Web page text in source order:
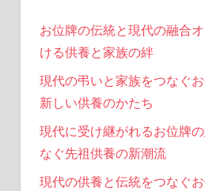
お位牌の伝統と現代の融合
ける供養と家族の絆
現代の弔いと家族をつなぐ
新しい供養のかたち
現代に受け継がれるお位牌
なぐ先祖供養の新潮流
現代の供養と伝統をつなぐ